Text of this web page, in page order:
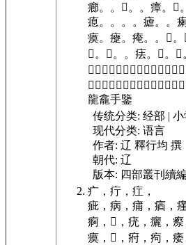
癤。
。 𤻛。 。 瘴。 𤹠。
瘜。
。 。 。 瘧。 。
瘼。 㿓。 痷。 。 𤵥。
𤷈。
𤵹。 。 㾀。 𤶳。 𤴼
𤺷。 𤷇。 𤺤。 瘚。 。 。 𤷚。 瘃。
。 。 疶。 。 𤶁。 癖。 。 、𤷷、
龍龕手鑒
传统分类: 经部 |
现代分类: 语言
作者: 辽 釋行均 撰
朝代: 辽
版本: 四部叢刊續
疒， 疔， 疘，
疵， 病， 痡， 㾞，
痾， 𤴨， 疣， 㿛， 瘵
瘼， 𤼒， 㾈， 痀， 痿